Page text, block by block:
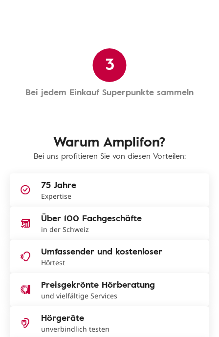
3
Bei jedem Einkauf Superpunkte sammeln
Warum Amplifon?
Bei uns profitieren Sie von diesen Vorteilen:
75 Jahre
Expertise
Über 100 Fachgeschäfte
in der Schweiz
Umfassender und kostenloser
Hörtest
Preisgekrönte Hörberatung
und vielfältige Services
Hörgeräte
unverbindlich testen